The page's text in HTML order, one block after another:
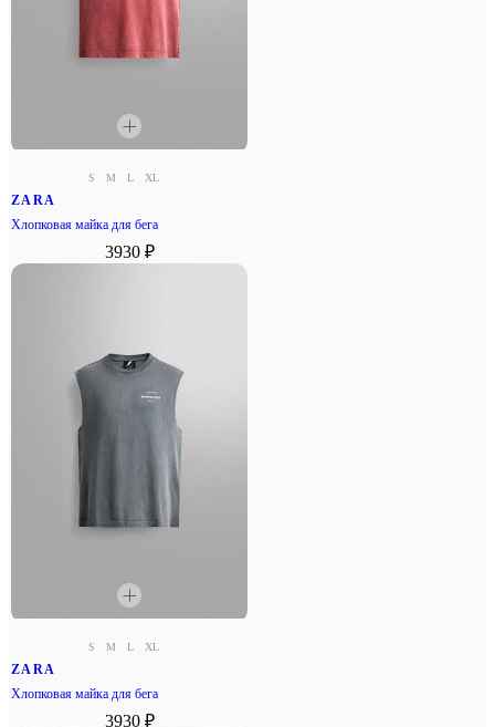
S M L XL
ZARA
Хлопковая майка для бега
3930 ₽
S M L XL
ZARA
Хлопковая майка для бега
3930 ₽